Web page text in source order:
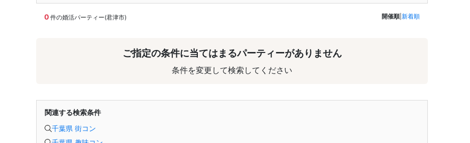
0 件の婚活パーティー(君津市) 開催順 新着順
ご指定の条件に当てはまるパーティーがありません
条件を変更して検索してください
関連する検索条件
千葉県 街コン